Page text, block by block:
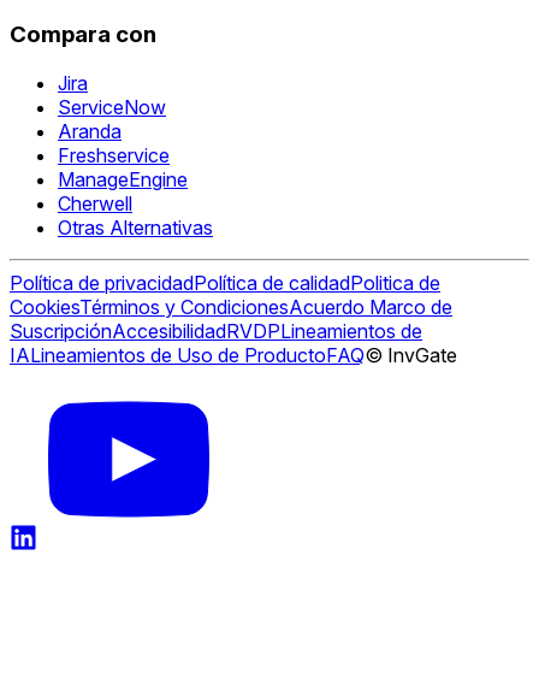
Compara con
Jira
ServiceNow
Aranda
Freshservice
ManageEngine
Cherwell
Otras Alternativas
Política de privacidadPolítica de calidadPolitica de
CookiesTérminos y CondicionesAcuerdo Marco de
SuscripciónAccesibilidadRVDPLineamientos de
IALineamientos de Uso de ProductoFAQ© InvGate